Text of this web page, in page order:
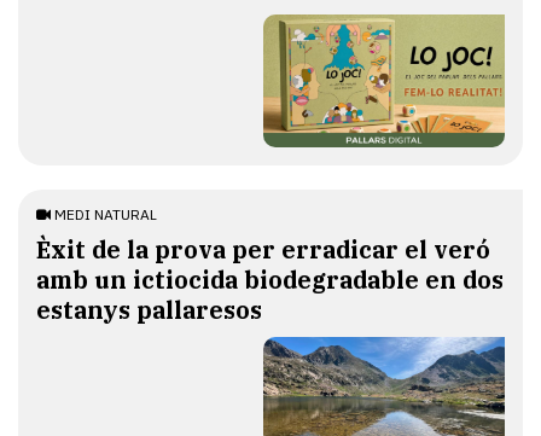
MEDI NATURAL
Èxit de la prova per erradicar el veró
amb un ictiocida biodegradable en dos
estanys pallaresos